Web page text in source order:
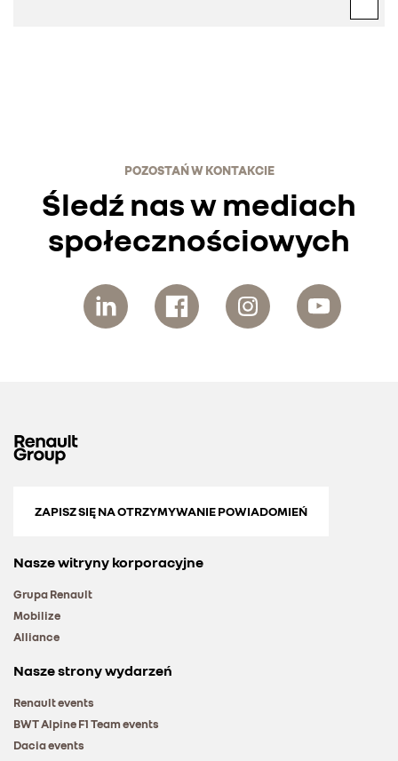
POZOSTAŃ W KONTAKCIE
Śledź nas w mediach
społecznościowych
ZAPISZ SIĘ NA OTRZYMYWANIE POWIADOMIEŃ
Nasze witryny korporacyjne
Grupa Renault
Mobilize
Alliance
Nasze strony wydarzeń
Renault events
BWT Alpine F1 Team events
Dacia events